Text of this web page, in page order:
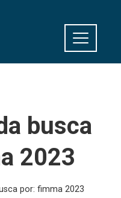
busca
2023
por: fimma 2023